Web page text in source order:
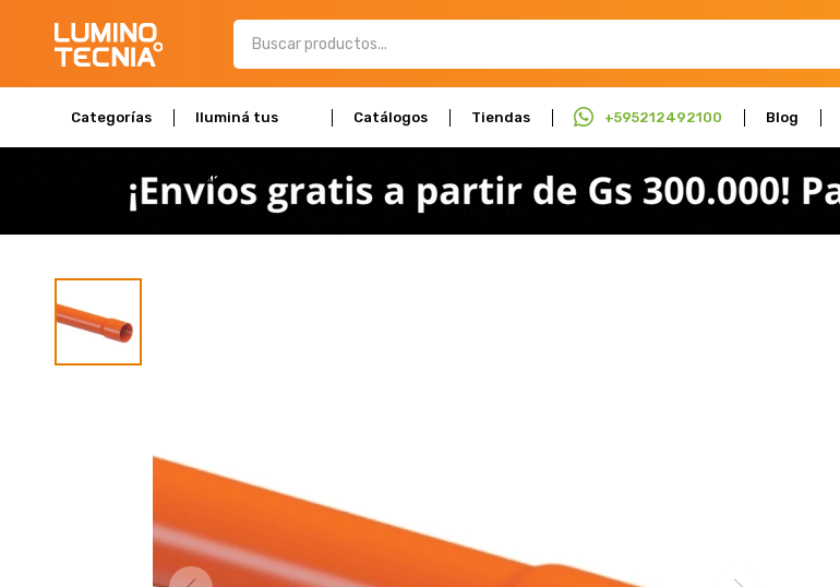
Categorías Iluminá tus
espacios
Catálogos Tiendas +595212492100 Blog